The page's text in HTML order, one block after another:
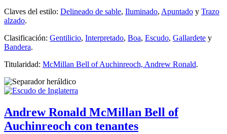
Claves del estilo: Delineado de sable, Iluminado, Apuntado y Trazo
alzado.
Clasificación: Gentilicio, Interpretado, Boa, Escudo, Gallardete y
Bandera.
Titularidad: McMillan Bell of Auchinreoch, Andrew Ronald.
Andrew Ronald McMillan Bell of
Auchinreoch con tenantes